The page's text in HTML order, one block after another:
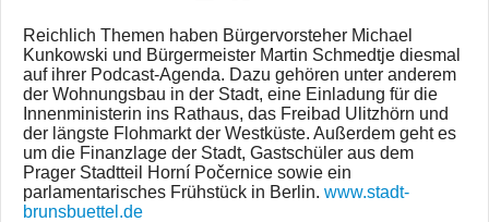
Reichlich Themen haben Bürgervorsteher Michael
Kunkowski und Bürgermeister Martin Schmedtje diesmal
auf ihrer Podcast-Agenda. Dazu gehören unter anderem
der Wohnungsbau in der Stadt, eine Einladung für die
Innenministerin ins Rathaus, das Freibad Ulitzhörn und
der längste Flohmarkt der Westküste. Außerdem geht es
um die Finanzlage der Stadt, Gastschüler aus dem
Prager Stadtteil Horní Počernice sowie ein
parlamentarisches Frühstück in Berlin. www.stadt-
brunsbuettel.de